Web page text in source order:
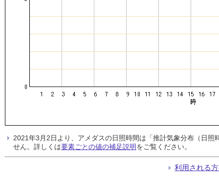
2021年3月2日より、アメダスの日照時間は「推計気象分布（日
せん。詳しくは要素ごとの値の補足説明をご覧ください。
利用される